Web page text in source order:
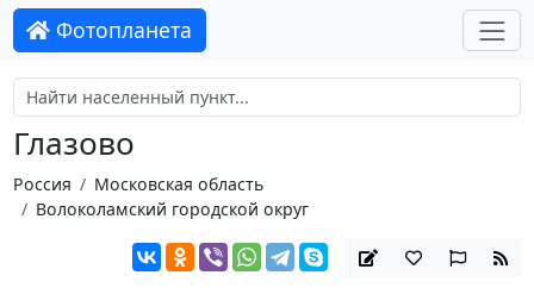
Фотопланета
Глазово
Россия
Московская область
Волоколамский городской округ